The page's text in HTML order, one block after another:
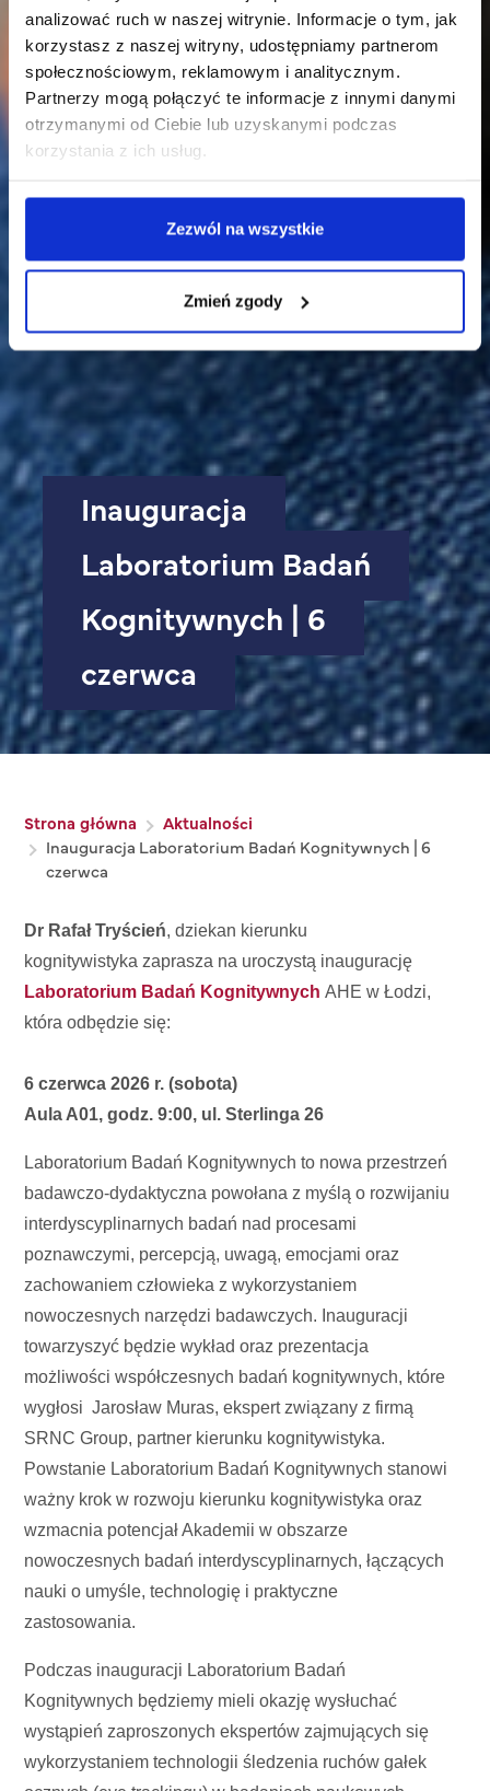
analizować ruch w naszej witrynie. Informacje o tym, jak
korzystasz z naszej witryny, udostępniamy partnerom
społecznościowym, reklamowym i analitycznym.
Partnerzy mogą połączyć te informacje z innymi danymi
otrzymanymi od Ciebie lub uzyskanymi podczas
korzystania z ich usług.
Zezwól na wszystkie
Zmień zgody
Inauguracja
Laboratorium Badań
Kognitywnych | 6
czerwca
Ścieżka nawigacyjna
Strona główna
Aktualności
Inauguracja Laboratorium Badań Kognitywnych | 6
czerwca
Dr Rafał Tryścień, dziekan kierunku
kognitywistyka zaprasza na uroczystą inaugurację
Laboratorium Badań Kognitywnych AHE w Łodzi,
która odbędzie się:
6 czerwca 2026 r. (sobota)
Aula A01, godz. 9:00, ul. Sterlinga 26
Laboratorium Badań Kognitywnych to nowa przestrzeń
badawczo-dydaktyczna powołana z myślą o rozwijaniu
interdyscyplinarnych badań nad procesami
poznawczymi, percepcją, uwagą, emocjami oraz
zachowaniem człowieka z wykorzystaniem
nowoczesnych narzędzi badawczych. Inauguracji
towarzyszyć będzie wykład oraz prezentacja
możliwości współczesnych badań kognitywnych, które
wygłosi Jarosław Muras, ekspert związany z firmą
SRNC Group, partner kierunku kognitywistyka.
Powstanie Laboratorium Badań Kognitywnych stanowi
ważny krok w rozwoju kierunku kognitywistyka oraz
wzmacnia potencjał Akademii w obszarze
nowoczesnych badań interdyscyplinarnych, łączących
nauki o umyśle, technologię i praktyczne
zastosowania.
Podczas inauguracji Laboratorium Badań
Kognitywnych będziemy mieli okazję wysłuchać
wystąpień zaproszonych ekspertów zajmujących się
wykorzystaniem technologii śledzenia ruchów gałek